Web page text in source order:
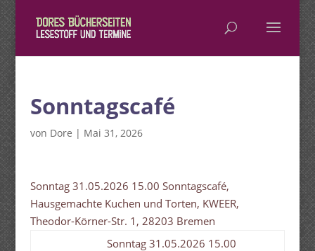
Sonntagscafé
von Dore | Mai 31, 2026
Sonntag 31.05.2026 15.00 Sonntagscafé,
Hausgemachte Kuchen und Torten, KWEER,
Theodor-Körner-Str. 1, 28203 Bremen
Sonntag 31.05.2026 15.00